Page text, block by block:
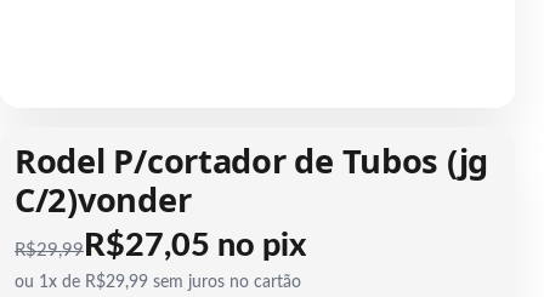
Rodel P/cortador de Tubos (jg
C/2)vonder
R$29,99 R$27,05 no pix
ou 1x de R$29,99 sem juros no cartão